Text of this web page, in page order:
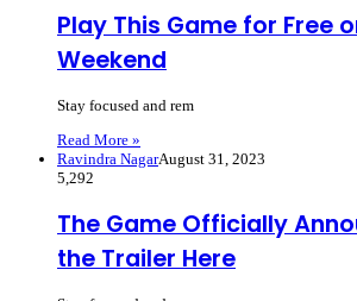
Play This Game for Free
Weekend
Stay focused and rem
Read More »
Ravindra NagarAugust 31, 2023
5,292
The Game Officially
the Trailer Here